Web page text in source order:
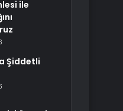
ile
Şiddetli